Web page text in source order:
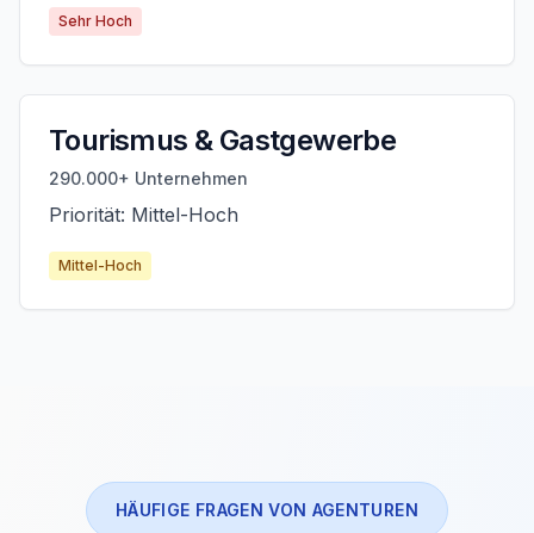
Sehr Hoch
Tourismus & Gastgewerbe
290.000+ Unternehmen
Priorität: Mittel-Hoch
Mittel-Hoch
HÄUFIGE FRAGEN VON AGENTUREN